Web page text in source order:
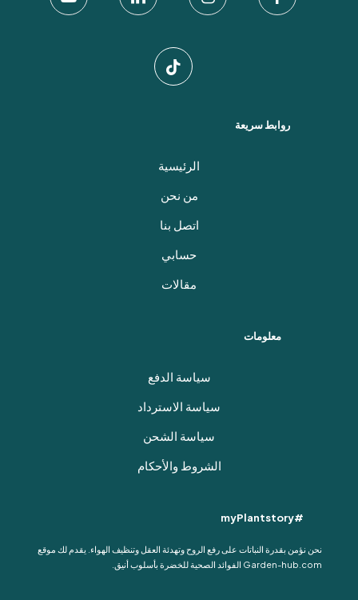
روابط سريعة
الرئيسية
من نحن
اتصل بنا
حسابي
مقالات
معلومات
سياسة الدفع
سياسة الاسترداد
سياسة الشحن
الشروط والأحكام
#myPlantstory
نحن نؤمن بقدرة النباتات على رفع الروح وتهدئة العقل وتنظيف الهواء. يقدم لك موقع
Garden-hub.com الفوائد الصحية للخضرة بأسلوب أنيق.